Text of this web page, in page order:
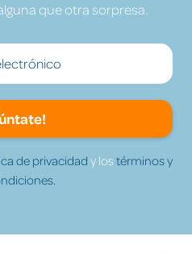
que otra sorpresa.
de privacidad y lostérminos y